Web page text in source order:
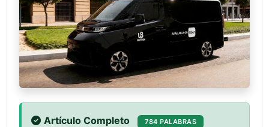
Artículo Completo 784 PALABRAS